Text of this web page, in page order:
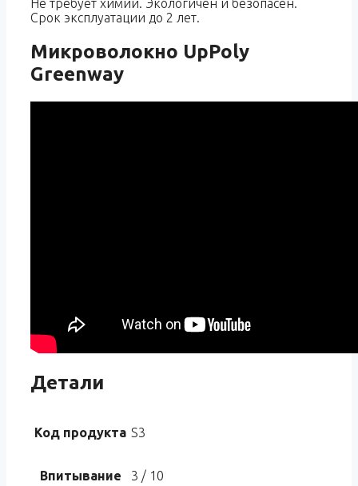
Не требует химии. Экологичен и безопасен.
Срок эксплуатации до 2 лет.
Микроволокно UpPoly
Greenway
Детали
Код продукта S3
Впитывание 3 / 10